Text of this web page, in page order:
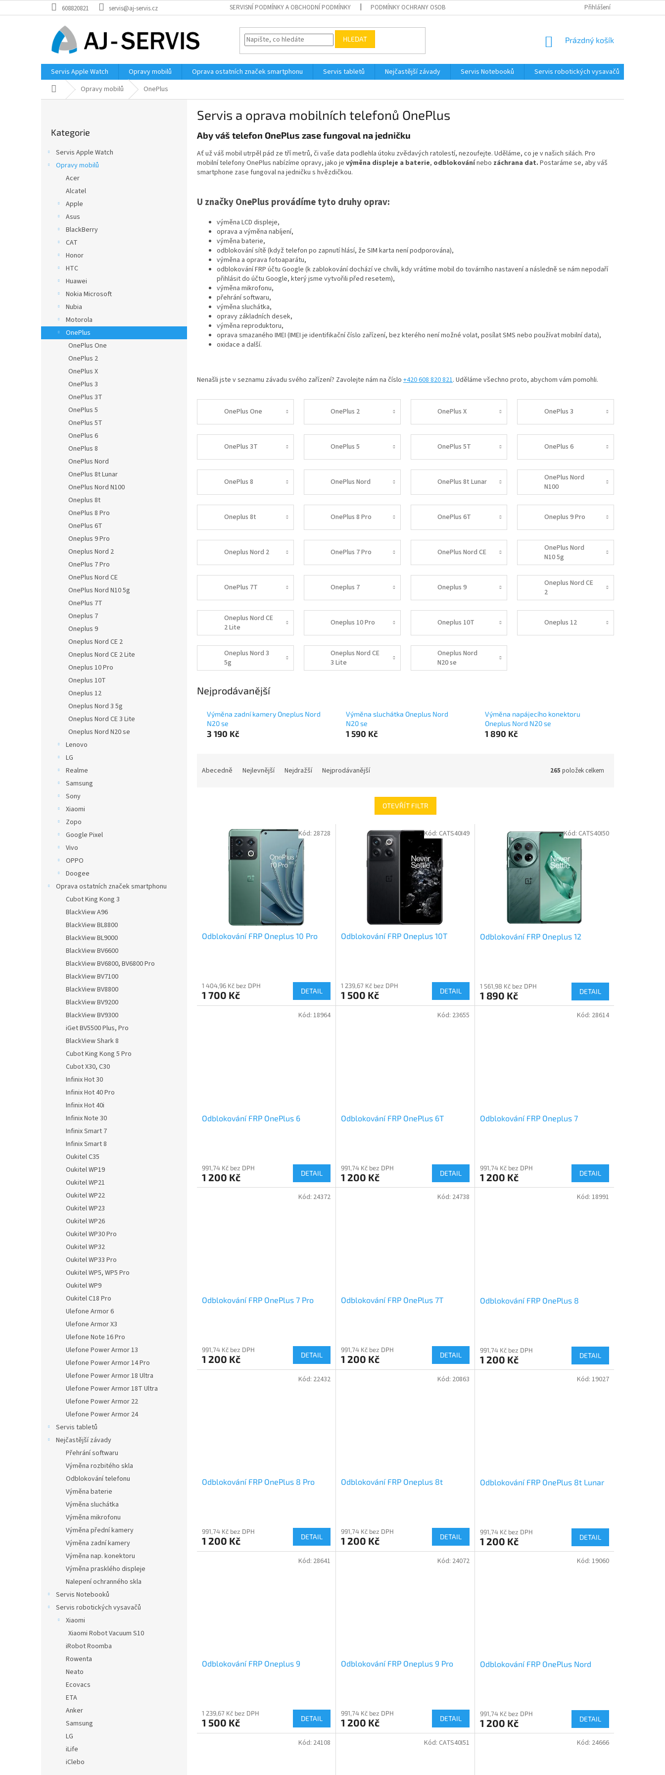
na
608820821 servis@aj-servis.cz SERVISNÍ PODMÍNKY A OBCHODNÍ PODMÍNKY PODMÍNKY OCHRANY OSOBNÍCH ÚDAJŮ Přihlášení
HLEDAT
NÁKUPNÍ
Prázdný košík
Servis Apple Watch Opravy mobilů Oprava ostatních značek smartphonu Servis tabletů Nejčastější závady Servis Notebooků Servis robotických vysavačů
Domů Opravy mobilů OnePlus
kategorie
Kategorie
Servis Apple Watch
Opravy mobilů
Acer
Alcatel
Apple
Asus
BlackBerry
CAT
Honor
HTC
Huawei
Nokia Microsoft
Nubia
Motorola
OnePlus
OnePlus One
OnePlus 2
OnePlus X
OnePlus 3
OnePlus 3T
OnePlus 5
OnePlus 5T
OnePlus 6
OnePlus 8
OnePlus Nord
OnePlus 8t Lunar
OnePlus Nord N100
Oneplus 8t
OnePlus 8 Pro
OnePlus 6T
Oneplus 9 Pro
Oneplus Nord 2
OnePlus 7 Pro
OnePlus Nord CE
OnePlus Nord N10 5g
OnePlus 7T
Oneplus 7
Oneplus 9
Oneplus Nord CE 2
Oneplus Nord CE 2 Lite
Oneplus 10 Pro
Oneplus 10T
Oneplus 12
Oneplus Nord 3 5g
Oneplus Nord CE 3 Lite
Oneplus Nord N20 se
Lenovo
LG
Realme
Samsung
Sony
Xiaomi
Zopo
Google Pixel
Vivo
OPPO
Doogee
Oprava ostatních značek smartphonu
Cubot King Kong 3
BlackView A96
BlackView BL8800
BlackView BL9000
BlackView BV6600
BlackView BV6800, BV6800 Pro
BlackView BV7100
BlackView BV8800
BlackView BV9200
BlackView BV9300
iGet BV5500 Plus, Pro
BlackView Shark 8
Cubot King Kong 5 Pro
Cubot X30, C30
Infinix Hot 30
Infinix Hot 40 Pro
Infinix Hot 40i
Infinix Note 30
Infinix Smart 7
Infinix Smart 8
Oukitel C35
Oukitel WP19
Oukitel WP21
Oukitel WP22
Oukitel WP23
Oukitel WP26
Oukitel WP30 Pro
Oukitel WP32
Oukitel WP33 Pro
Oukitel WP5, WP5 Pro
Oukitel WP9
Oukitel C18 Pro
Ulefone Armor 6
Ulefone Armor X3
Ulefone Note 16 Pro
Ulefone Power Armor 13
Ulefone Power Armor 14 Pro
Ulefone Power Armor 18 Ultra
Ulefone Power Armor 18T Ultra
Ulefone Power Armor 22
Ulefone Power Armor 24
Servis tabletů
Nejčastější závady
Přehrání softwaru
Výměna rozbitého skla
Odblokování telefonu
Výměna baterie
Výměna sluchátka
Výměna mikrofonu
Výměna přední kamery
Výměna zadní kamery
Výměna nap. konektoru
Výměna prasklého displeje
Nalepení ochranného skla
Servis Notebooků
Servis robotických vysavačů
Xiaomi
Xiaomi Robot Vacuum S10
iRobot Roomba
Rowenta
Neato
Ecovacs
ETA
Anker
Samsung
LG
iLife
iClebo
Servis a oprava mobilních telefonů OnePlus
Aby váš telefon OnePlus zase fungoval na jedničku
Ať už váš mobil utrpěl pád ze tří metrů, či vaše data podlehla útoku zvědavých ratolestí, nezoufejte. Uděláme, co je v našich silách. Pro
mobilní telefony OnePlus nabízíme opravy, jako je výměna displeje a baterie, odblokovánínebo záchrana dat. Postaráme se, aby váš
smartphone zase fungoval na jedničku s hvězdičkou.
U značky OnePlus provádíme tyto druhy oprav:
výměna LCD displeje,
oprava a výměna nabíjení,
výměna baterie,
odblokování sítě (když telefon po zapnutí hlásí, že SIM karta není podporována),
výměna a oprava fotoaparátu,
odblokování FRP účtu Google (k zablokování dochází ve chvíli, kdy vrátíme mobil do továrního nastavení a následně se nám nepodaří
přihlásit do účtu Google, který jsme vytvořili před resetem),
výměna mikrofonu,
přehrání softwaru,
výměna sluchátka,
opravy základních desek,
výměna reproduktoru,
oprava smazaného IMEI (IMEI je identifikační číslo zařízení, bez kterého není možné volat, posílat SMS nebo používat mobilní data),
oxidace a další.
Nenašli jste v seznamu závadu svého zařízení? Zavolejte nám na číslo +420 608 820 821. Uděláme všechno proto, abychom vám pomohli.
OnePlus One OnePlus 2 OnePlus X OnePlus 3
OnePlus 3T OnePlus 5 OnePlus 5T OnePlus 6
OnePlus 8 OnePlus Nord OnePlus 8t Lunar
OnePlus Nord
N100
Oneplus 8t OnePlus 8 Pro OnePlus 6T Oneplus 9 Pro
Oneplus Nord 2 OnePlus 7 Pro OnePlus Nord CE
OnePlus Nord
N10 5g
OnePlus 7T Oneplus 7 Oneplus 9
Oneplus Nord CE
2
Oneplus Nord CE
2 Lite
Oneplus 10 Pro Oneplus 10T Oneplus 12
Oneplus Nord 3
5g
Oneplus Nord CE
3 Lite
Oneplus Nord
N20 se
Nejprodávanější
Výměna zadní kamery Oneplus Nord
N20 se
3 190 Kč
Výměna sluchátka Oneplus Nord
N20 se
1 590 Kč
Výměna napájecího konektoru
Oneplus Nord N20 se
1 890 Kč
Abecedně Nejlevnější Nejdražší Nejprodávanější 265 položek celkem
OTEVŘÍT FILTR
Odblokování FRP Oneplus 10 Pro
1 404,96 Kč bez DPH
1 700 Kč DETAIL
Kód: 28728
Odblokování FRP Oneplus 10T
1 239,67 Kč bez DPH
1 500 Kč DETAIL
Kód: CATS40I49
Odblokování FRP Oneplus 12
1 561,98 Kč bez DPH
1 890 Kč DETAIL
Kód: CATS40I50
Odblokování FRP OnePlus 6
991,74 Kč bez DPH
1 200 Kč DETAIL
Kód: 18964
Odblokování FRP OnePlus 6T
991,74 Kč bez DPH
1 200 Kč DETAIL
Kód: 23655
Odblokování FRP Oneplus 7
991,74 Kč bez DPH
1 200 Kč DETAIL
Kód: 28614
Odblokování FRP OnePlus 7 Pro
991,74 Kč bez DPH
1 200 Kč DETAIL
Kód: 24372
Odblokování FRP OnePlus 7T
991,74 Kč bez DPH
1 200 Kč DETAIL
Kód: 24738
Odblokování FRP OnePlus 8
991,74 Kč bez DPH
1 200 Kč DETAIL
Kód: 18991
Odblokování FRP OnePlus 8 Pro
991,74 Kč bez DPH
1 200 Kč DETAIL
Kód: 22432
Odblokování FRP Oneplus 8t
991,74 Kč bez DPH
1 200 Kč DETAIL
Kód: 20863
Odblokování FRP OnePlus 8t Lunar
991,74 Kč bez DPH
1 200 Kč DETAIL
Kód: 19027
Odblokování FRP Oneplus 9
1 239,67 Kč bez DPH
1 500 Kč DETAIL
Kód: 28641
Odblokování FRP Oneplus 9 Pro
991,74 Kč bez DPH
1 200 Kč DETAIL
Kód: 24072
Odblokování FRP OnePlus Nord
991,74 Kč bez DPH
1 200 Kč DETAIL
Kód: 19060
Kód: 24108 Kód: CATS40I51 Kód: 24666